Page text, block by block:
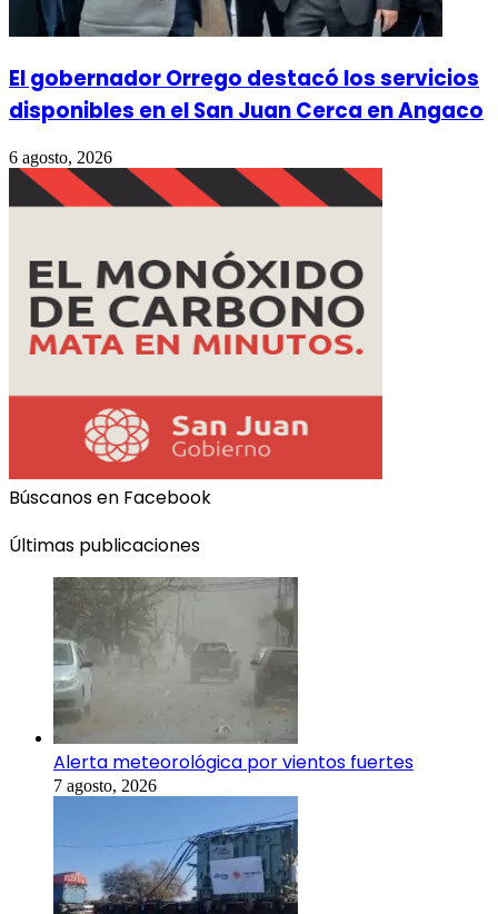
El gobernador Orrego destacó los servicios
disponibles en el San Juan Cerca en Angaco
6 agosto, 2026
Búscanos en Facebook
Últimas publicaciones
Alerta meteorológica por vientos fuertes
7 agosto, 2026